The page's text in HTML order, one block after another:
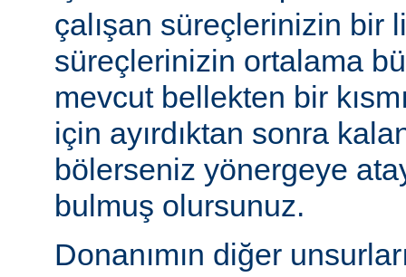
çalışan süreçlerinizin bir
süreçlerinizin ortalama
mevcut bellekten bir
için ayırdıktan sonra
bölerseniz yönergeye
bulmuş olursunuz.
Donanımın diğer